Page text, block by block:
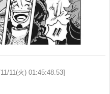
11(火) 01:45:48.53]